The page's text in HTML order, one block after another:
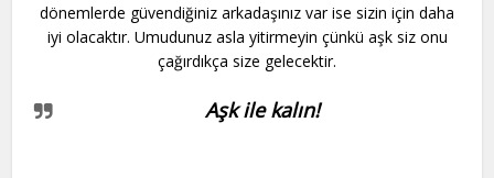
dönemlerde güvendiğiniz arkadaşınız var ise sizin için daha
iyi olacaktır. Umudunuz asla yitirmeyin çünkü aşk siz onu
çağırdıkça size gelecektir.
Aşk ile kalın!